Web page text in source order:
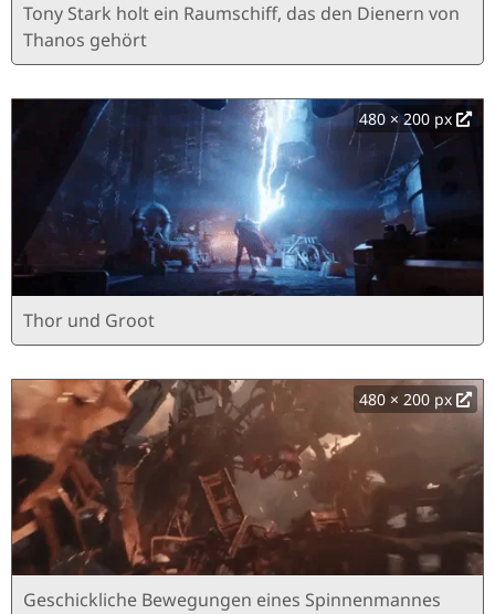
Tony Stark holt ein Raumschiff, das den Dienern von
Thanos gehört
480 × 200 px
Thor und Groot
480 × 200 px
Geschickliche Bewegungen eines Spinnenmannes